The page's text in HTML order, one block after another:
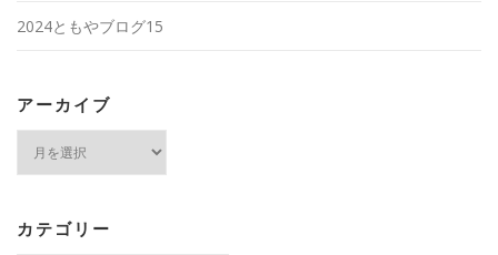
2024ともやブログ15
アーカイブ
ブ
カテゴリー